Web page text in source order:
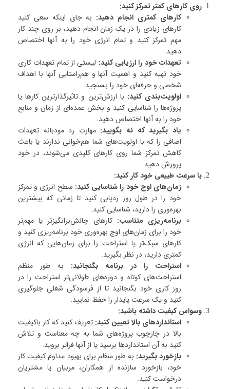
روی کارهای کمتر تمرکز کنید:
کارهای کمتری انجام دهید: به جای اینکه سعی کنید
کارهای زیادی را در یک زمان انجام دهید، بر روی چند کار
مهم تمرکز کنید و تمام انرژی خود را به آنها اختصاص
دهید.
تعهدات خود را ارزیابی کنید: لیستی از تمام تعهدات کاری
خود تهیه کنید و اهمیت آنها و هم‌راستایی آنها با اهداف
شخصی و حرفه‌ای خود را بسنجید.
اولویت‌بندی کنید: با ارزش‌ترین و تاثیرگذارترین کارها یا
پروژه‌ها را شناسایی کنید و بخش عمده‌ای از زمان و منابع
خود را به آنها اختصاص دهید.
یاد بگیرید که نه بگویید: مهارت رد مودبانه تعهدات
اضافی را که با اولویت‌های شما هم‌خوانی ندارند یا باعث
کاهش تمرکز شما روی کارهای کلیدی می‌شوند، در خود
پرورش دهید.
با سرعت طبیعی خود کار کنید:
زمان‌های اوج خود را شناسایی کنید: سطح انرژی و تمرکز
خود را در طول روز ردیابی کنید تا زمانی که بیشترین
بهره‌وری را دارید، شناسایی کنید.
برنامه‌ریزی متناسب: کارهای چالش‌برانگیزتر یا مهم‌تر
خود را برای زمان‌های اوج بهره‌وری خود برنامه‌ریزی کنید و
کارهای سبک‌تر یا استراحت را برای زمان‌هایی که انرژی
کمتری دارید، در نظر بگیرید.
استراحت را در برنامه بگنجانید: به طور منظم
استراحت‌های کوتاه و دوره‌های طولانی‌تر استراحت را در
روز کاری خود بگنجانید تا از فرسودگی شغلی جلوگیری
کنید و یک سرعت پایدار را حفظ نمایید.
وسواس کیفیت داشته باشید:
استانداردهای بالا تعیین کنید: تعریف کنید که کار باکیفیت
بالا در چارچوب پروژه‌های شما به چه معناست و تلاش
کنید به آن استانداردها برسید یا از آنها فراتر بروید.
بازخورد بگیرید: به طور منظم برای بهبود مداوم کیفیت کار
خود، بازخورد سازنده از همکاران، مربیان یا مشتریان
درخواست کنید.